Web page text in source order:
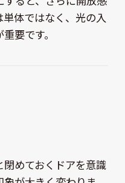
体ではなく、光の入
要です。
めておくドアを意識